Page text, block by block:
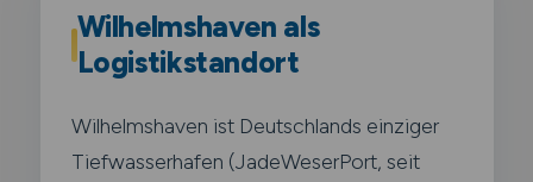
Wilhelmshaven als
Logistikstandort
Wilhelmshaven ist Deutschlands einziger
Tiefwasserhafen (JadeWeserPort, seit